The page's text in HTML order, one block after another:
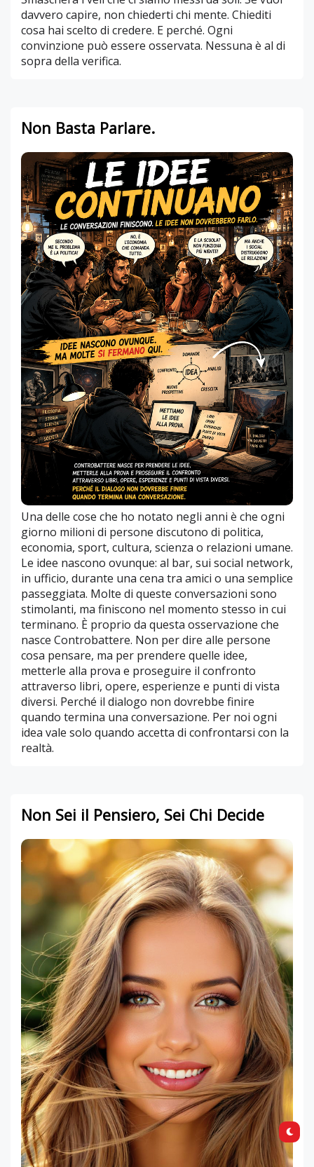
davvero capire, non chiederti chi mente. Chiediti
cosa hai scelto di credere. E perché. Ogni
convinzione può essere osservata. Nessuna è al di
sopra della verifica.
Non Basta Parlare.
Una delle cose che ho notato negli anni è che ogni
giorno milioni di persone discutono di politica,
economia, sport, cultura, scienza o relazioni umane.
Le idee nascono ovunque: al bar, sui social network,
in ufficio, durante una cena tra amici o una semplice
passeggiata. Molte di queste conversazioni sono
stimolanti, ma finiscono nel momento stesso in cui
terminano. È proprio da questa osservazione che
nasce Controbattere. Non per dire alle persone
cosa pensare, ma per prendere quelle idee,
metterle alla prova e proseguire il confronto
attraverso libri, opere, esperienze e punti di vista
diversi. Perché il dialogo non dovrebbe finire
quando termina una conversazione. Per noi ogni
idea vale solo quando accetta di confrontarsi con la
realtà.
Non Sei il Pensiero, Sei Chi Decide